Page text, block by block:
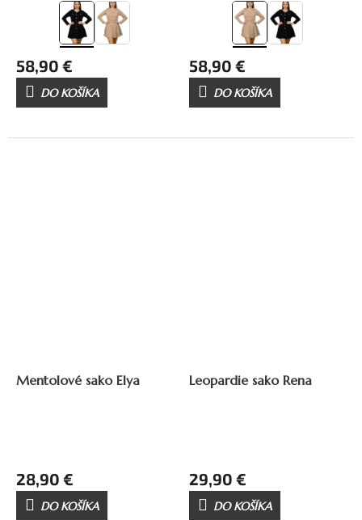
58,90 €
DO KOŠÍKA
58,90 €
DO KOŠÍKA
Mentolové sako Elya
28,90 €
DO KOŠÍKA
Leopardie sako Rena
29,90 €
DO KOŠÍKA